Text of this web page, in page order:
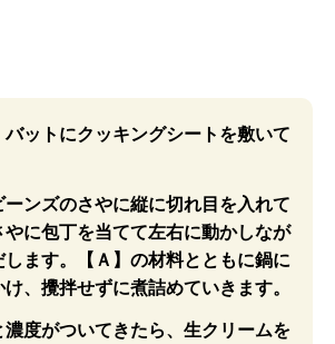
バットにクッキングシートを敷いて
ーンズのさやに縦に切れ目を入れて
やに包丁を当てて左右に動かしなが
します。【Ａ】の材料とともに鍋に
、攪拌せずに煮詰めていきます。
濃度がついてきたら、生クリームを